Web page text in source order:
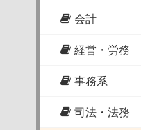
会計
経営・労務
事務系
司法・法務